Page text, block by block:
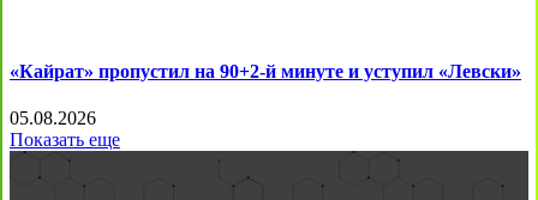
«Кайрат» пропустил на 90+2-й минуте и уступил «Левски»
05.08.2026
Показать еще